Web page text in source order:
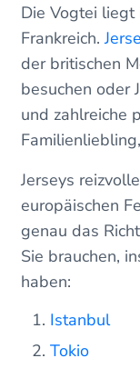
Die Vogtei
Frankreich.
der britischen
besuchen oder
und zahlreiche
Jerseys
europäischen
genau das
Sie brauchen,
haben:
Istanbul
Tokio